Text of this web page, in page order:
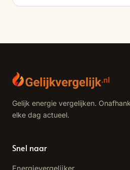
Gelijk energie vergelijken.
elke dag actueel.
Snel naar